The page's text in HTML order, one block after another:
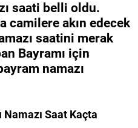
saati belli oldu.
camilere akın edecek
saatini merak
Bayramı için
namazı
Saat Kaçta